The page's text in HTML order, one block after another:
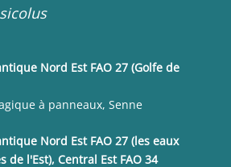
Nord Est FAO 27 (Golfe de
à panneaux, Senne
Nord Est FAO 27 (les eaux
de l'Est), Central Est FAO 34